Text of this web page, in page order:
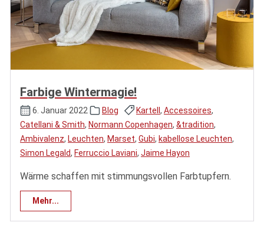
Farbige Wintermagie!
6. Januar 2022 Blog Kartell , Accessoires,
Catellani & Smith, Normann Copenhagen, &tradition,
Ambivalenz, Leuchten, Marset, Gubi, kabellose Leuchten,
Simon Legald, Ferruccio Laviani, Jaime Hayon
Wärme schaffen mit stimmungsvollen Farbtupfern.
Mehr...